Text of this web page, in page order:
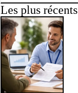
Les plus récents